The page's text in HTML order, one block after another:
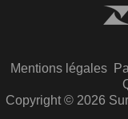
Mentions légales
Copyright © 2026